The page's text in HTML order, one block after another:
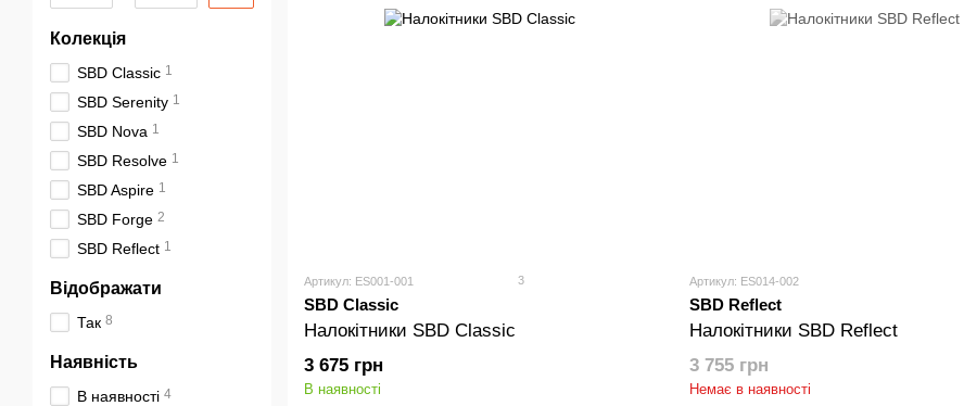
Артикул: ES001-001 3
SBD Classic
Налокітники SBD Classic
3 675 грн
В наявності
Артикул: ES014-002
SBD Reflect
Налокітники SBD Reflect
3 755 грн
Немає в наявності
Колекція
SBD Classic 1
SBD Serenity 1
SBD Nova 1
SBD Resolve 1
SBD Aspire 1
SBD Forge 2
SBD Reflect 1
Відображати
Так 8
Наявність
В наявності 4